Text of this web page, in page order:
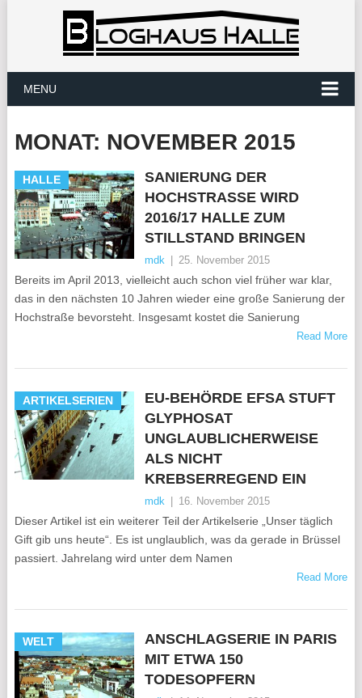
MENU
MONAT: NOVEMBER 2015
HALLE
SANIERUNG DER
HOCHSTRASSE WIRD 2
016/17 HALLE ZUM S
TILLSTAND BRINGEN
mdk 25. November 2015
Bereits im April 2013, vielleicht auch schon viel früher war klar,
das in den nächsten 10 Jahren wieder eine große Sanierung der
Hochstraße bevorsteht. Insgesamt kostet die Sanierung
Read More
ARTIKELSERIEN
EU-BEHÖRDE EFSA STUFT
GLYPHOSAT
UNGLAUBLICHERWEISE
ALS NICHT
KREBSERREGEND EIN
mdk 16. November 2015
Dieser Artikel ist ein weiterer Teil der Artikelserie „Unser täglich
Gift gib uns heute“. Es ist unglaublich, was da gerade in Brüssel
passiert. Jahrelang wird unter dem Namen
Read More
WELT
ANSCHLAGSERIE IN PARIS
MIT ETWA 150
TODESOPFERN